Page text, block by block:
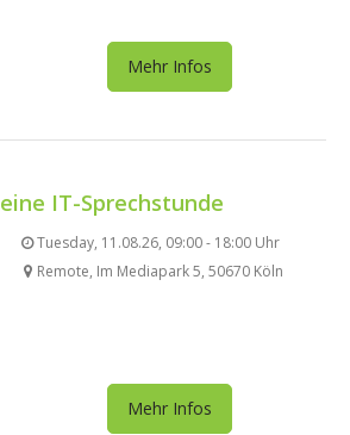
Mehr Infos
IT-Sprechstunde
Tuesday, 11.08.26, 09:00 - 18:00 Uhr
Remote, Im Mediapark 5, 50670 Köln
Mehr Infos